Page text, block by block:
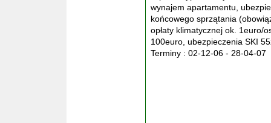
wynajem apartamentu,
końcowego sprzątania
opłaty klimatycznej ok. 1euro/
100euro, ubezpieczenia SKI
Terminy : 02-12-06 - 28-04-07